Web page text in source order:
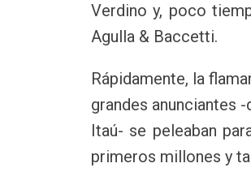
Verdino y, poco
Agulla & Baccetti.
Rápidamente, la
grandes anunciantes
Itaú- se peleaban
primeros millones y